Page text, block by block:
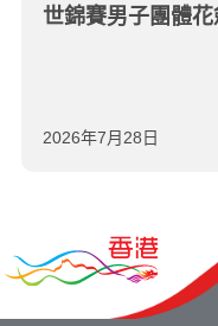
世錦賽男子團體
2026年7月28日